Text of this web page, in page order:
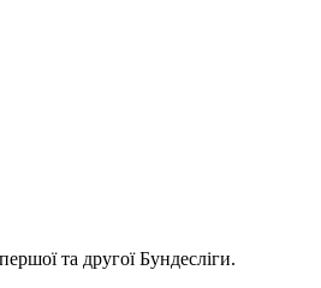
та другої Бундесліги.